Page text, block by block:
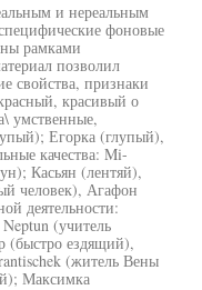
и нереальным
фоновые
рамками
позволил
свойства, признаки
красивый о
умственные,
Егорка (глупый),
качества: Mi-
Касьян (лентяй),
человек), Агафон
деятельности:
(учитель
(быстро ездящий),
(житель Вены
Максимка